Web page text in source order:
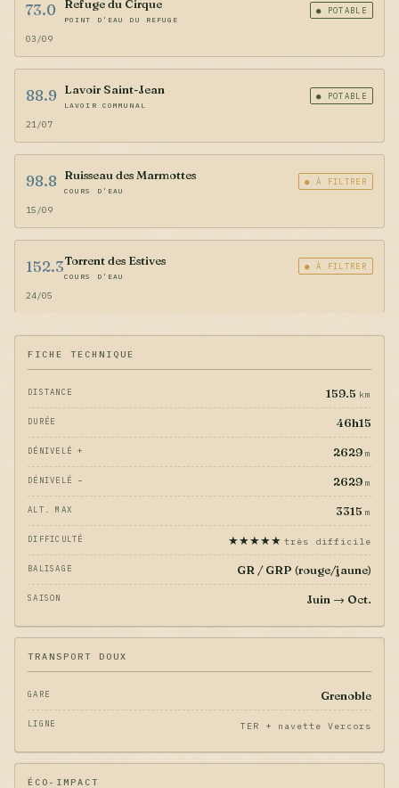
73.0 Refuge du Cirque
POINT D'EAU DU REFUGE
● POTABLE
03/09
88.9 Lavoir Saint-Jean
LAVOIR COMMUNAL
● POTABLE
21/07
98.8 Ruisseau des Marmottes
COURS D'EAU
● À FILTRER
15/09
152.3Torrent des Estives
COURS D'EAU
● À FILTRER
24/05
FICHE TECHNIQUE
DISTANCE 159.5 km
DURÉE 46h15
DÉNIVELÉ + 2629 m
DÉNIVELÉ − 2629 m
ALT. MAX 3315 m
DIFFICULTÉ ★★★★★ très difficile
BALISAGE GR / GRP (rouge/jaune)
SAISON Juin → Oct.
TRANSPORT DOUX
GARE Grenoble
LIGNE TER + navette Vercors
ÉCO-IMPACT